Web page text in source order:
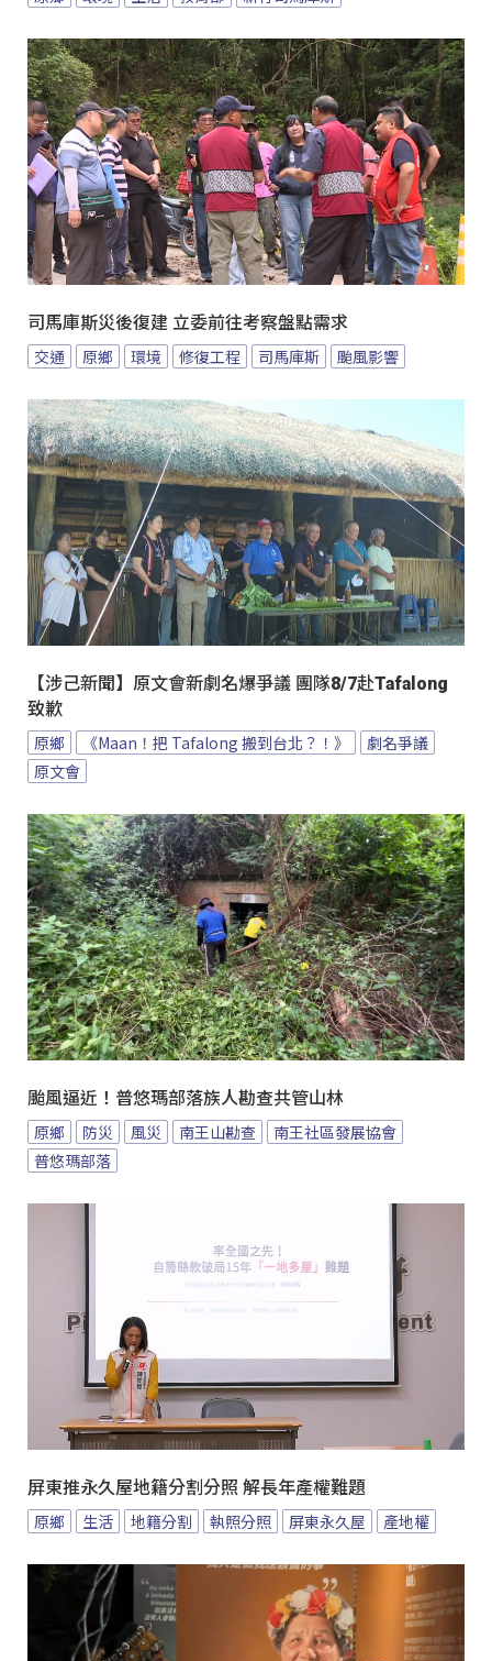
司馬庫斯災後復建 立委前往考察盤點需求
交通 原鄉 環境 修復工程 司馬庫斯 颱風影響
【涉己新聞】原文會新劇名爆爭議 團隊8/7赴Tafalong
致歉
原鄉 《Maan！把 Tafalong 搬到台北？！》
劇名爭議
原文會
颱風逼近！普悠瑪部落族人勘查共管山林
原鄉 防災 風災 南王山勘查
南王社區發展協會
普悠瑪部落
屏東推永久屋地籍分割分照 解長年產權難題
原鄉 生活 地籍分割 執照分照 屏東永久屋 產地權